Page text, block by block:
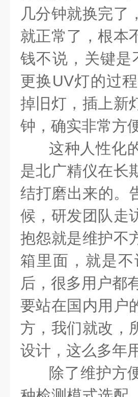
几分钟就换完了
就正常了，根本
钱不说，关键是
更换UV灯的过
掉旧灯，插上新
钟，确实非常方
这种人性化
是北广精仪在长
结打磨出来的。
候，研发团队走
抱怨就是维护不
箱里面，就是
后，很多用户都
要站在国内用户
方，我们就改，
设计，这么多年
除了维护方